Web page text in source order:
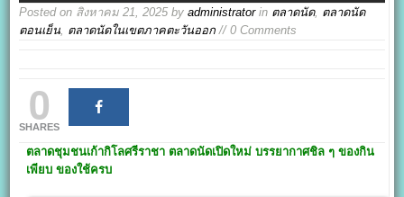
Posted on สิงหาคม 21, 2025 byadministratorin ตลาดนัด, ตลาดนัด
ตอนเย็น, ตลาดนัดในเขตภาคตะวันออก // 0 Comments
0
SHARES
ตลาดชุมชนเก้ากิโลศรีราชา ตลาดนัดเปิดใหม่ บรรยากาศชิล ๆ ของกิน
เพียบ ของใช้ครบ